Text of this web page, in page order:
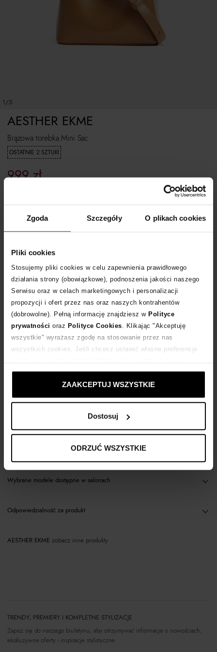
Zgoda Szczegóły O plikach cookies
Pliki cookies
Stosujemy pliki cookies w celu zapewnienia prawidłowego
działania strony (obowiązkowe), podnoszenia jakości naszego
Serwisu oraz w celach marketingowych i personalizacji
propozycji i ofert przez nas oraz naszych kontrahentów
(dobrowolne). Pełną informację znajdziesz w Polityce
prywatności oraz Polityce Cookies . Klikając "Akceptuję
wszystkie" wyrażasz zgodę na stosowanie przez nas
wszystkich cookies. Jeśli chcesz ustawić własne preferencje
ustawienia prywatności.
ZAAKCEPTUJ WSZYSTKIE
Dostosuj
ODRZUĆ WSZYSTKIE
1/5
Brązowa torebka Mini Sac
OSTATNIE 2 SZTUKI
AESTHER EKME
999zł
Dostawa od 0 zł
14 dni na zwrot towaru
+200 punktówzyskujesz w Klubie Korzyści
Kup teraz, Zapłać później!
Wybrane modele dostępne w salonach
Odpowiedzialność za produkt
AESTHER EKME zobacz inne produkty
TRENDY, PREMIERY I KOMPLETNE STYLIZACJE
Zapisz się do naszego biuletynu, aby otrzymywać informacje o nowościach,
ekskluzywne oferty i inspiracje stylistyczne.